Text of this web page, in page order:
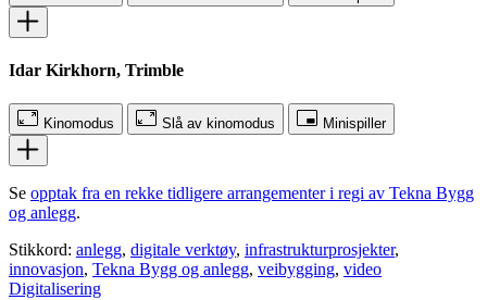
Idar Kirkhorn, Trimble
Kinomodus Slå av kinomodus Minispiller
Se opptak fra en rekke tidligere arrangementer i regi av Tekna Bygg
og anlegg.
Stikkord: anlegg, digitale verktøy, infrastrukturprosjekter,
innovasjon, Tekna Bygg og anlegg, veibygging, video
Digitalisering